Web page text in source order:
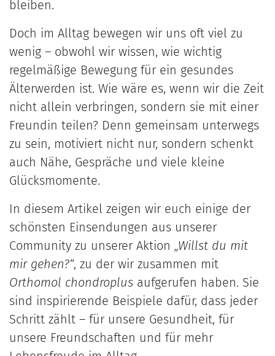
bleiben.
Doch im Alltag bewegen wir uns oft viel zu
wenig – obwohl wir wissen, wie wichtig
regelmäßige Bewegung für ein gesundes
Älterwerden ist. Wie wäre es, wenn wir die Zeit
nicht allein verbringen, sondern sie mit einer
Freundin teilen? Denn gemeinsam unterwegs
zu sein, motiviert nicht nur, sondern schenkt
auch Nähe, Gespräche und viele kleine
Glücksmomente.
In diesem Artikel zeigen wir euch einige der
schönsten Einsendungen aus unserer
Community zu unserer Aktion „Willst du mit
mir gehen?“, zu der wir zusammen mit
Orthomol chondroplus aufgerufen haben. Sie
sind inspirierende Beispiele dafür, dass jeder
Schritt zählt – für unsere Gesundheit, für
unsere Freundschaften und für mehr